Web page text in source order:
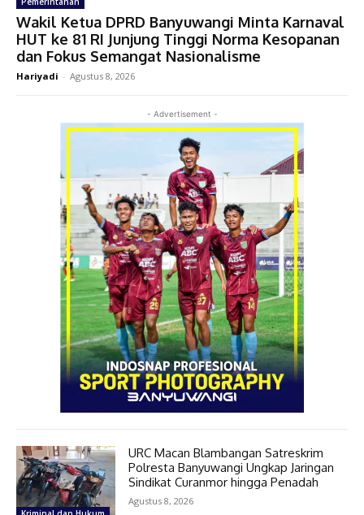
Wakil Ketua DPRD Banyuwangi Minta Karnaval
HUT ke 81 RI Junjung Tinggi Norma Kesopanan
dan Fokus Semangat Nasionalisme
Hariyadi - Agustus 8, 2026
- Advertisement -
URC Macan Blambangan Satreskrim
Polresta Banyuwangi Ungkap Jaringan
Sindikat Curanmor hingga Penadah
Agustus 8, 2026